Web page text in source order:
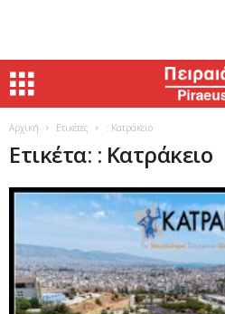
Αρχική Ετικέτες : Κατράκειο
Ετικέτα: : Κατράκειο